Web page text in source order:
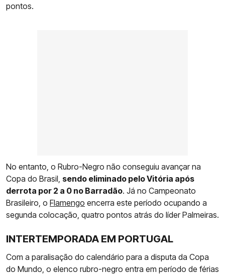
pontos.
No entanto, o Rubro-Negro não conseguiu avançar na
Copa do Brasil, sendo eliminado pelo Vitória após
derrota por 2 a 0 no Barradão. Já no Campeonato
Brasileiro, o Flamengo encerra este período ocupando a
segunda colocação, quatro pontos atrás do líder Palmeiras.
INTERTEMPORADA EM PORTUGAL
Com a paralisação do calendário para a disputa da Copa
do Mundo, o elenco rubro-negro entra em período de férias